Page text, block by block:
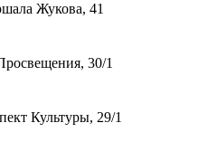
Жукова, 41
30/1
Культуры, 29/1